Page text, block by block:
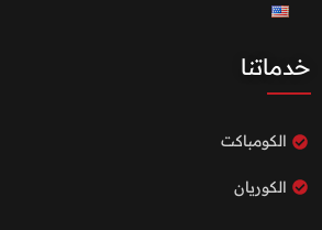
خدماتنا
الكومباكت
الكوريان